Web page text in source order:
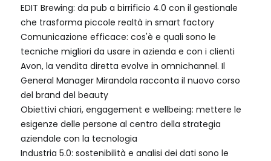
EDIT Brewing: da pub a birrificio 4.0 con il gestionale
che trasforma piccole realtà in smart factory
Comunicazione efficace: cos'è e quali sono le
tecniche migliori da usare in azienda e con i clienti
Avon, la vendita diretta evolve in omnichannel. Il
General Manager Mirandola racconta il nuovo corso
del brand del beauty
Obiettivi chiari, engagement e wellbeing: mettere le
esigenze delle persone al centro della strategia
aziendale con la tecnologia
Industria 5.0: sostenibilità e analisi dei dati sono le